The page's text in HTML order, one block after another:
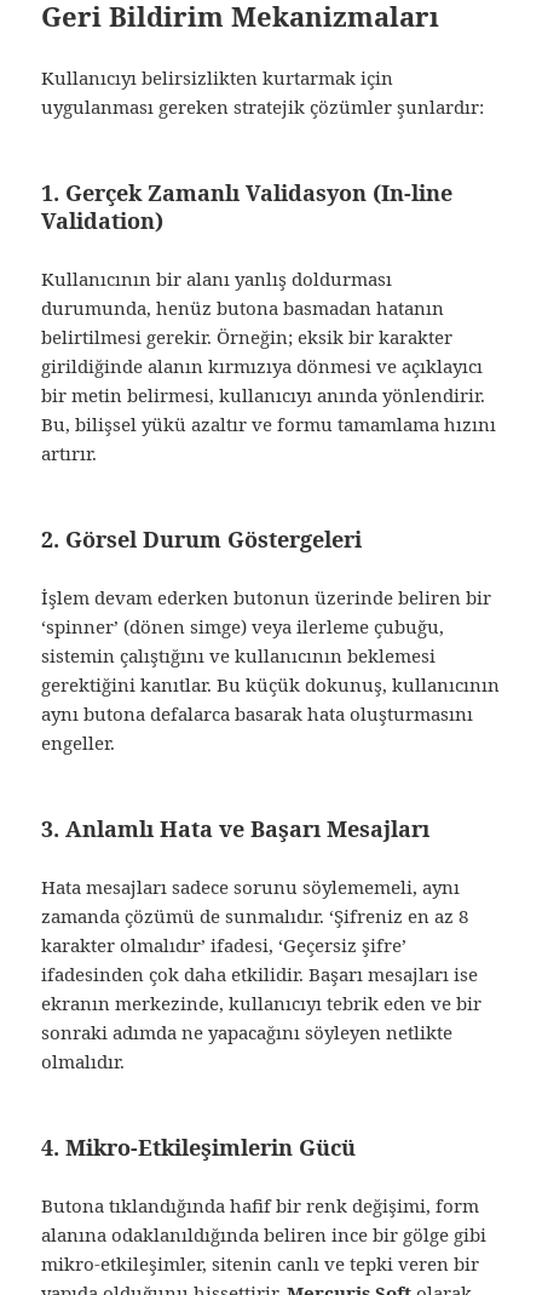
Geri Bildirim Mekanizmaları
Kullanıcıyı belirsizlikten kurtarmak için
uygulanması gereken stratejik çözümler şunlardır:
1. Gerçek Zamanlı Validasyon (In-line
Validation)
Kullanıcının bir alanı yanlış doldurması
durumunda, henüz butona basmadan hatanın
belirtilmesi gerekir. Örneğin; eksik bir karakter
girildiğinde alanın kırmızıya dönmesi ve açıklayıcı
bir metin belirmesi, kullanıcıyı anında yönlendirir.
Bu, bilişsel yükü azaltır ve formu tamamlama hızını
artırır.
2. Görsel Durum Göstergeleri
İşlem devam ederken butonun üzerinde beliren bir
‘spinner’ (dönen simge) veya ilerleme çubuğu,
sistemin çalıştığını ve kullanıcının beklemesi
gerektiğini kanıtlar. Bu küçük dokunuş, kullanıcının
aynı butona defalarca basarak hata oluşturmasını
engeller.
3. Anlamlı Hata ve Başarı Mesajları
Hata mesajları sadece sorunu söylememeli, aynı
zamanda çözümü de sunmalıdır. ‘Şifreniz en az 8
karakter olmalıdır’ ifadesi, ‘Geçersiz şifre’
ifadesinden çok daha etkilidir. Başarı mesajları ise
ekranın merkezinde, kullanıcıyı tebrik eden ve bir
sonraki adımda ne yapacağını söyleyen netlikte
olmalıdır.
4. Mikro-Etkileşimlerin Gücü
Butona tıklandığında hafif bir renk değişimi, form
alanına odaklanıldığında beliren ince bir gölge gibi
mikro-etkileşimler, sitenin canlı ve tepki veren bir